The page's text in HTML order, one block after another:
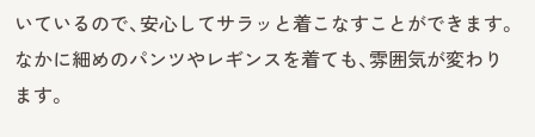
いているので、安心してサラッと着こなすことができます。
なかに細めのパンツやレギンスを着ても、雰囲気が変わり
ます。